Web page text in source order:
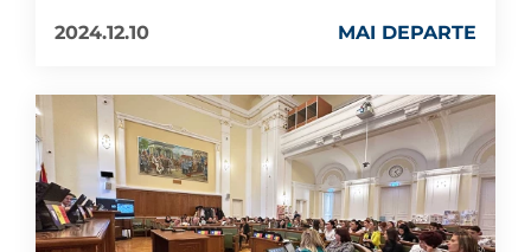
2024.12.10
MAI DEPARTE